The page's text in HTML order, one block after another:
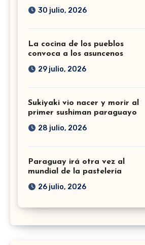
30 julio, 2026
La cocina de los pueblos
convoca a los asuncenos
29 julio, 2026
Sukiyaki vio nacer y morir al
primer sushiman paraguayo
28 julio, 2026
Paraguay irá otra vez al
mundial de la pastelería
26 julio, 2026